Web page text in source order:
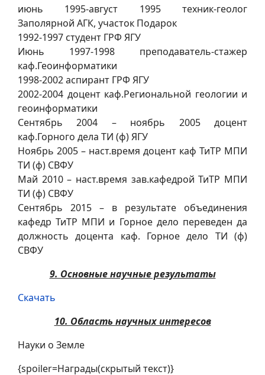
июнь 1995-август 1995 техник-геолог
Заполярной АГК, участок Подарок
1992-1997 студент ГРФ ЯГУ
Июнь 1997-1998 преподаватель-стажер
каф.Геоинформатики
1998-2002 аспирант ГРФ ЯГУ
2002-2004 доцент каф.Региональной геологии и
геоинформатики
Сентябрь 2004 – ноябрь 2005 доцент
каф.Горного дела ТИ (ф) ЯГУ
Ноябрь 2005 – наст.время доцент каф ТиТР МПИ
ТИ (ф) СВФУ
Май 2010 – наст.время зав.кафедрой ТиТР МПИ
ТИ (ф) СВФУ
Сентябрь 2015 – в результате объединения
кафедр ТиТР МПИ и Горное дело переведен да
должность доцента каф. Горное дело ТИ (ф)
СВФУ
9. Основные научные результаты
Скачать
10. Область научных интересов
Науки о Земле
{spoiler=Награды(скрытый текст)}